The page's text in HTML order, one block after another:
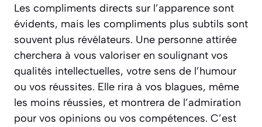
Les compliments directs sur l’apparence sont
évidents, mais les compliments plus subtils sont
souvent plus révélateurs. Une personne attirée
cherchera à vous valoriser en soulignant vos
qualités intellectuelles, votre sens de l’humour
ou vos réussites. Elle rira à vos blagues, même
les moins réussies, et montrera de l’admiration
pour vos opinions ou vos compétences. C’est